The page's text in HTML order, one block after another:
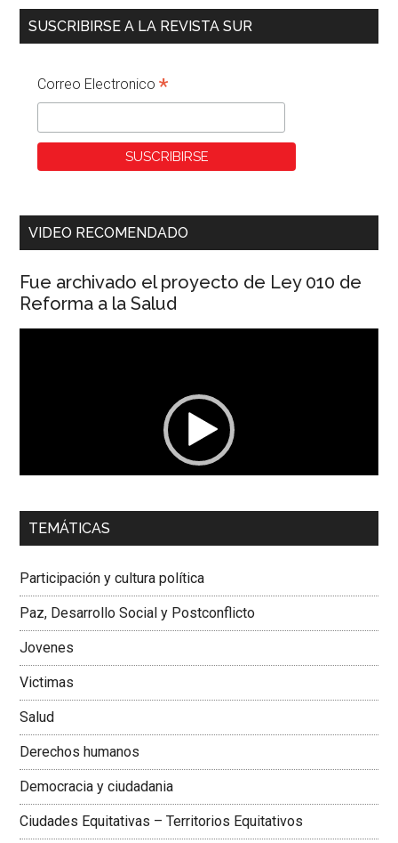
SUSCRIBIRSE A LA REVISTA SUR
Correo Electronico*
VIDEO RECOMENDADO
Fue archivado el proyecto de Ley 010 de
Reforma a la Salud
00:00 01:04
Dra. Carolina Corcho Mejía,Presidenta Corporación
Colombiana
TEMÁTICAS
Participación y cultura política
Paz, Desarrollo Social y Postconflicto
Jovenes
Victimas
Salud
Derechos humanos
Democracia y ciudadania
Ciudades Equitativas – Territorios Equitativos